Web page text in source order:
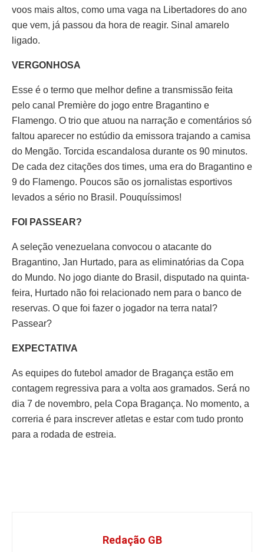
voos mais altos, como uma vaga na Libertadores do ano
que vem, já passou da hora de reagir. Sinal amarelo
ligado.
VERGONHOSA
Esse é o termo que melhor define a transmissão feita
pelo canal Première do jogo entre Bragantino e
Flamengo. O trio que atuou na narração e comentários só
faltou aparecer no estúdio da emissora trajando a camisa
do Mengão. Torcida escandalosa durante os 90 minutos.
De cada dez citações dos times, uma era do Bragantino e
9 do Flamengo. Poucos são os jornalistas esportivos
levados a sério no Brasil. Pouquíssimos!
FOI PASSEAR?
A seleção venezuelana convocou o atacante do
Bragantino, Jan Hurtado, para as eliminatórias da Copa
do Mundo. No jogo diante do Brasil, disputado na quinta-
feira, Hurtado não foi relacionado nem para o banco de
reservas. O que foi fazer o jogador na terra natal?
Passear?
EXPECTATIVA
As equipes do futebol amador de Bragança estão em
contagem regressiva para a volta aos gramados. Será no
dia 7 de novembro, pela Copa Bragança. No momento, a
correria é para inscrever atletas e estar com tudo pronto
para a rodada de estreia.
Redação GB